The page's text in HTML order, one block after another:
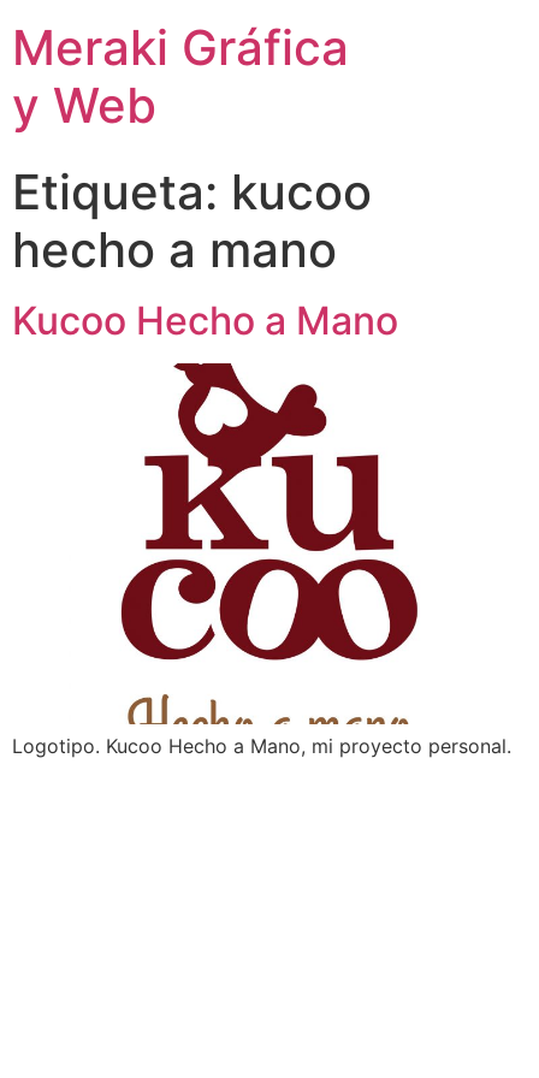
Meraki Gráfica
y Web
Etiqueta: kucoo
hecho a mano
Kucoo Hecho a Mano
Logotipo. Kucoo Hecho a Mano, mi proyecto personal.